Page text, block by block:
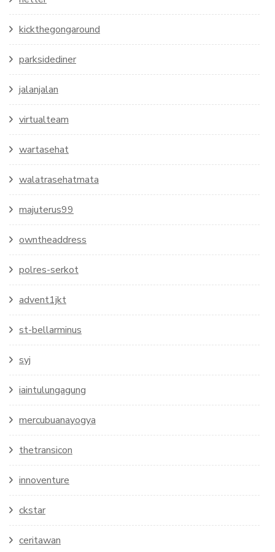
kickthegongaround
parksidediner
jalanjalan
virtualteam
wartasehat
walatrasehatmata
majuterus99
owntheaddress
polres-serkot
advent1jkt
st-bellarminus
syj
iaintulungagung
mercubuanayogya
thetransicon
innoventure
ckstar
ceritawan